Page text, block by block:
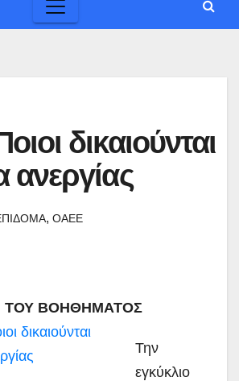
δικαιούνται
ανεργίας
, ΟΑΕΕ
ΤΟΥ ΒΟΗΘΗΜΑΤΟΣ
Την
εγκύκλιο